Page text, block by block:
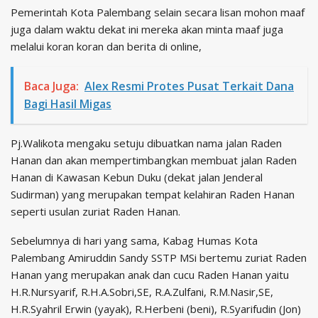
Pemerintah Kota Palembang selain secara lisan mohon maaf
juga dalam waktu dekat ini mereka akan minta maaf juga
melalui koran koran dan berita di online,
Baca Juga: Alex Resmi Protes Pusat Terkait Dana
Bagi Hasil Migas
Pj.Walikota mengaku setuju dibuatkan nama jalan Raden
Hanan dan akan mempertimbangkan membuat jalan Raden
Hanan di Kawasan Kebun Duku (dekat jalan Jenderal
Sudirman) yang merupakan tempat kelahiran Raden Hanan
seperti usulan zuriat Raden Hanan.
Sebelumnya di hari yang sama, Kabag Humas Kota
Palembang Amiruddin Sandy SSTP MSi bertemu zuriat Raden
Hanan yang merupakan anak dan cucu Raden Hanan yaitu
H.R.Nursyarif, R.H.A.Sobri,SE, R.A.Zulfani, R.M.Nasir,SE,
H.R.Syahril Erwin (yayak), R.Herbeni (beni), R.Syarifudin (Jon)